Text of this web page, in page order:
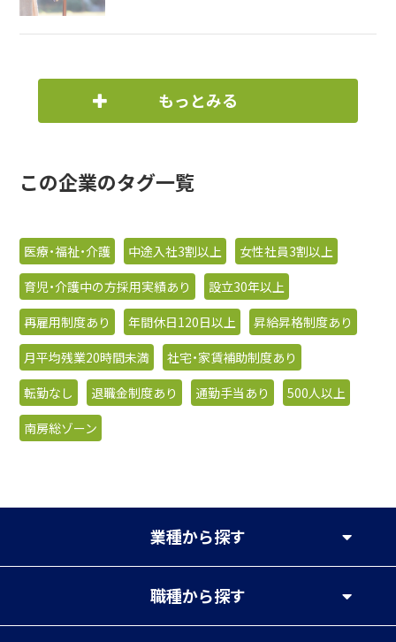
もっとみる
この企業のタグ一覧
医療・福祉・介護 中途入社3割以上
女性社員3割以上
育児・介護中の方採用実績あり
設立30年以上
再雇用制度あり
年間休日120日以上
昇給昇格制度あり
月平均残業20時間未満
社宅・家賃補助制度あり
転勤なし
退職金制度あり 通勤手当あり
500人以上
南房総ゾーン
業種から探す
職種から探す